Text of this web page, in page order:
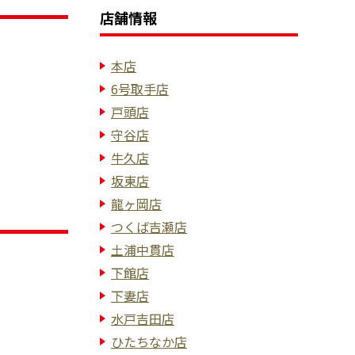
店舗情報
本店
6号取手店
戸頭店
守谷店
牛久店
坂東店
龍ヶ岡店
つくば吉瀬店
土浦中貫店
下館店
下妻店
水戸吉田店
ひたちなか店